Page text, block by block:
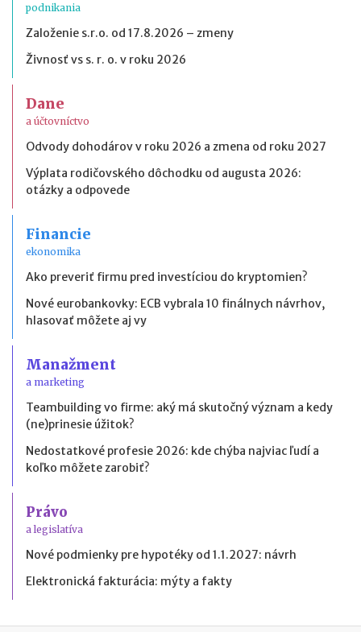
podnikania
Založenie s.r.o. od 17.8.2026 – zmeny
Živnosť vs s. r. o. v roku 2026
Dane
a účtovníctvo
Odvody dohodárov v roku 2026 a zmena od roku 2027
Výplata rodičovského dôchodku od augusta 2026:
otázky a odpovede
Financie
ekonomika
Ako preveriť firmu pred investíciou do kryptomien?
Nové eurobankovky: ECB vybrala 10 finálnych návrhov,
hlasovať môžete aj vy
Manažment
a marketing
Teambuilding vo firme: aký má skutočný význam a kedy
(ne)prinesie úžitok?
Nedostatkové profesie 2026: kde chýba najviac ľudí a
koľko môžete zarobiť?
Právo
a legislatíva
Nové podmienky pre hypotéky od 1.1.2027: návrh
Elektronická fakturácia: mýty a fakty